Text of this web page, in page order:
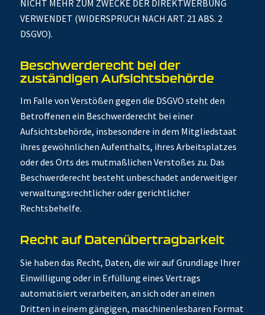
NICHT MEHR ZUM ZWECKE DER DIREKTWERBUNG
VERWENDET (WIDERSPRUCH NACH ART. 21 ABS. 2
DSGVO).
Beschwerde­recht bei der
zuständigen Aufsichts­behörde
Im Falle von Verstößen gegen die DSGVO steht den
Betroffenen ein Beschwerderecht bei einer
Aufsichtsbehörde, insbesondere in dem Mitgliedstaat
ihres gewöhnlichen Aufenthalts, ihres Arbeitsplatzes
oder des Orts des mutmaßlichen Verstoßes zu. Das
Beschwerderecht besteht unbeschadet anderweitiger
verwaltungsrechtlicher oder gerichtlicher
Rechtsbehelfe.
Recht auf Daten­übertrag­barkeit
Sie haben das Recht, Daten, die wir auf Grundlage Ihrer
Einwilligung oder in Erfüllung eines Vertrags
automatisiert verarbeiten, an sich oder an einen
Dritten in einem gängigen, maschinenlesbaren Format